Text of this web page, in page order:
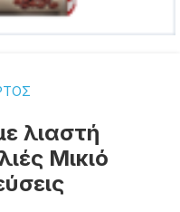
λιαστή
Μικιό